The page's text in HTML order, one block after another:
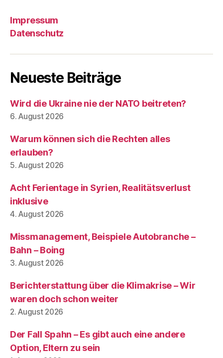
Impressum
Datenschutz
Neueste Beiträge
Wird die Ukraine nie der NATO beitreten?
6. August 2026
Warum können sich die Rechten alles
erlauben?
5. August 2026
Acht Ferientage in Syrien, Realitätsverlust
inklusive
4. August 2026
Missmanagement, Beispiele Autobranche –
Bahn – Boing
3. August 2026
Berichterstattung über die Klimakrise – Wir
waren doch schon weiter
2. August 2026
Der Fall Spahn – Es gibt auch eine andere
Option, Eltern zu sein